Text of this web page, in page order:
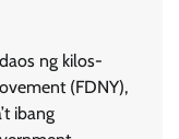
ng kilos-
(FDNY),
ibang